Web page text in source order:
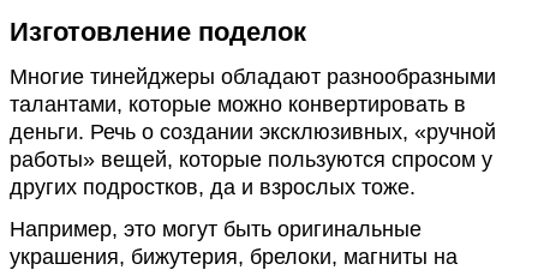
Изготовление поделок
Многие тинейджеры обладают разнообразными
талантами, которые можно конвертировать в
деньги. Речь о создании эксклюзивных, «ручной
работы» вещей, которые пользуются спросом у
других подростков, да и взрослых тоже.
Например, это могут быть оригинальные
украшения, бижутерия, брелоки, магниты на